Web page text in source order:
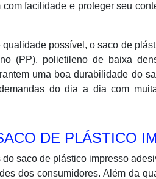
facilidade e proteger seu
qualidade possível, o saco de
(PP), polietileno de baixa
uma boa durabilidade do
do dia a dia com
DE PLÁSTICO
saco de plástico impresso
dos consumidores. Além da